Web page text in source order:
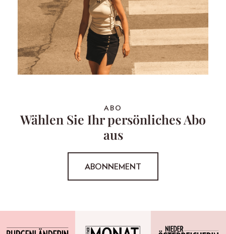
ABO
Wählen Sie Ihr persönliches Abo
aus
ABONNEMENT